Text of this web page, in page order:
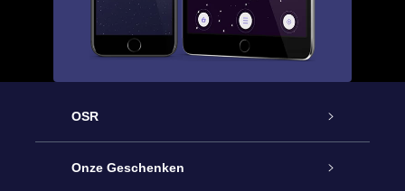
OSR
Service
Onze Geschenken